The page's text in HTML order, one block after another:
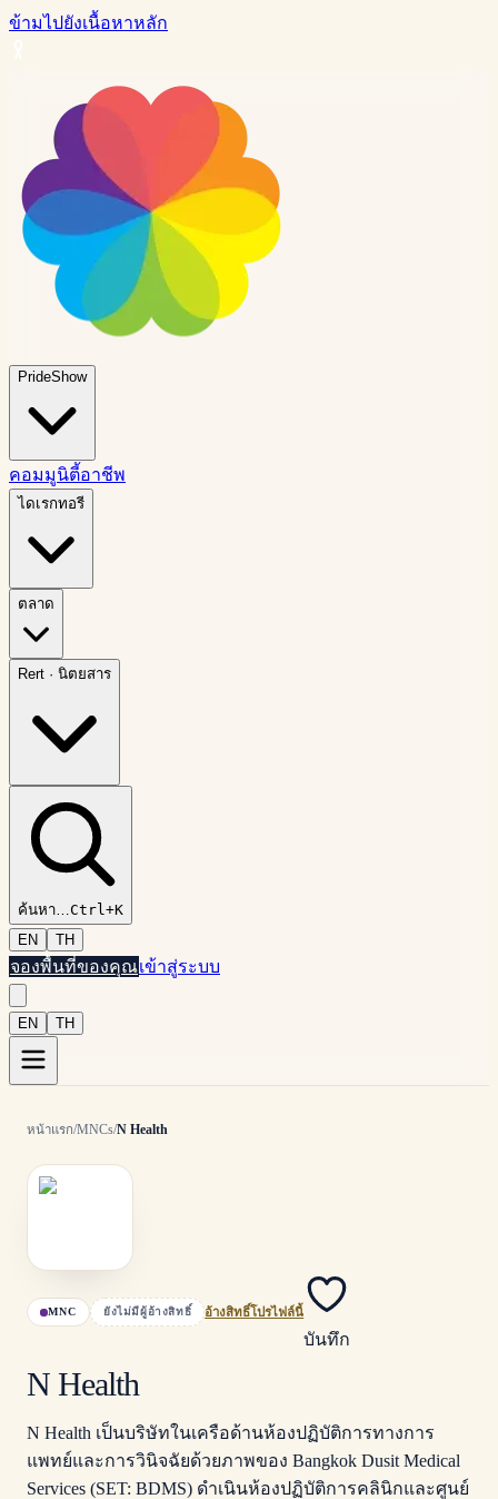
ข้ามไปยังเนื้อหาหลัก
PrideShow
คอมมูนิตี้อาชีพ
ไดเรกทอรี
ตลาด
Rert · นิตยสาร
ค้นหา…Ctrl+K
EN
TH
จองพื้นที่ของคุณเข้าสู่ระบบ
EN TH
หน้าแรก/MNCs/N Health
MNC ยังไม่มีผู้อ้างสิทธิ์ อ้างสิทธิ์โปรไฟล์นี้
บันทึก
N Health
N Health เป็นบริษัทในเครือด้านห้องปฏิบัติการทางการ
แพทย์และการวินิจฉัยด้วยภาพของ Bangkok Dusit Medical
Services (SET: BDMS) ดำเนินห้องปฏิบัติการคลินิกและศูนย์